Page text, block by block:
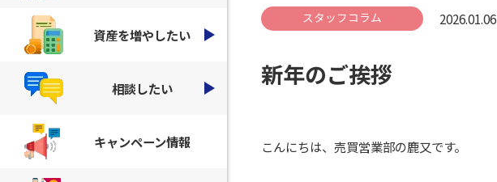
資産を増やしたい
相談したい
キャンペーン情報
スタッフコラム 2026.01.06
新年のご挨拶
こんにちは、売買営業部の鹿又です。